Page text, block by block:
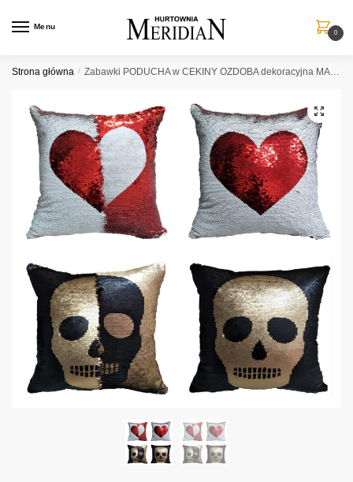
Menu
0
Strona główna / Zabawki PODUCHA w CEKINY OZDOBA dekoracyjna MAGICZNA